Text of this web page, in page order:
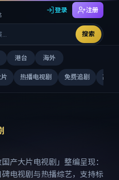
搜索
登录 注册
港台 海外
热播电视剧 免费追剧 高清
产大片电视剧 」整编呈现：
电视剧与热播综艺，支持标